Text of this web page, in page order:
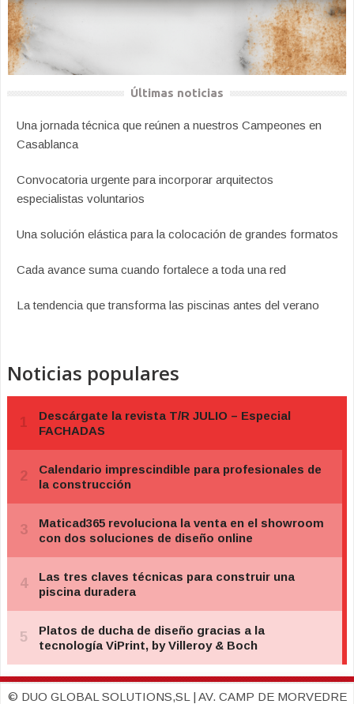
Últimas noticias
Una jornada técnica que reúnen a nuestros Campeones en
Casablanca
Convocatoria urgente para incorporar arquitectos
especialistas voluntarios
Una solución elástica para la colocación de grandes formatos
Cada avance suma cuando fortalece a toda una red
La tendencia que transforma las piscinas antes del verano
Noticias populares
© DUO GLOBAL SOLUTIONS,SL | AV. CAMP DE MORVEDRE